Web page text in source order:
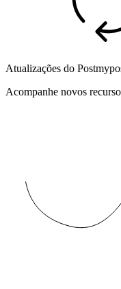
Atualizações do
Acompanhe novos